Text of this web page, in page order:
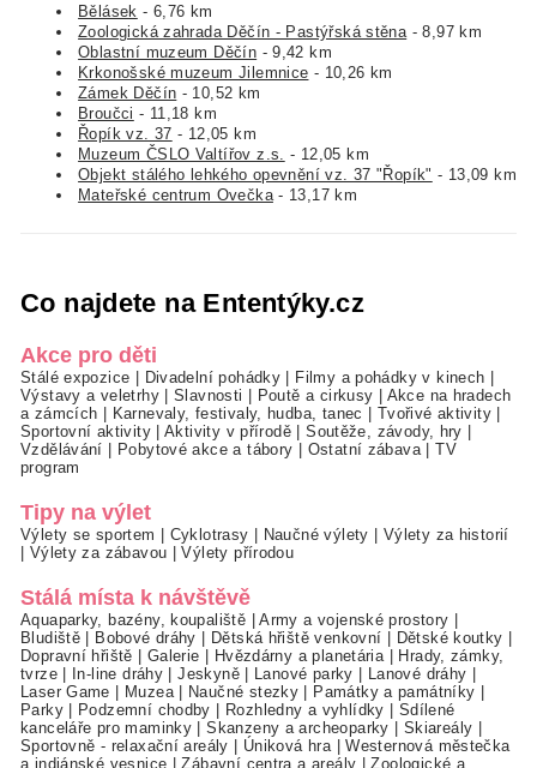
Bělásek - 6,76 km
Zoologická zahrada Děčín - Pastýřská stěna - 8,97 km
Oblastní muzeum Děčín - 9,42 km
Krkonošské muzeum Jilemnice - 10,26 km
Zámek Děčín - 10,52 km
Broučci - 11,18 km
Řopík vz. 37 - 12,05 km
Muzeum ČSLO Valtířov z.s.
- 12,05 km
Objekt stálého lehkého opevnění vz. 37 "Řopík" - 13,09 km
Mateřské centrum Ovečka- 13,17 km
Co najdete na Ententýky.cz
Akce pro děti
Stálé expozice Divadelní pohádky Filmy a pohádky v kinech
Výstavy a veletrhy|Slavnosti Poutě a cirkusy
Akce na hradech
a zámcích
Karnevaly, festivaly, hudba, tanec Tvořivé aktivity
Sportovní aktivity|Aktivity v přírodě |Soutěže, závody, hry
Vzdělávání
Pobytové akce a tábory Ostatní zábava |TV
program
Tipy na výlet
Výlety se sportem Cyklotrasy Naučné výlety
Výlety za historií
Výlety za zábavou |Výlety přírodou
Stálá místa k návštěvě
Aquaparky, bazény, koupaliště |Army a vojenské prostory
Bludiště
Bobové dráhy Dětská hřiště venkovní Dětské koutky
Dopravní hřiště
Galerie Hvězdárny a planetária
Hrady, zámky,
tvrze| In-line dráhy |Jeskyně| Lanové parky Lanové dráhy
Laser Game
Muzea| Naučné stezky Památky a památníky
Parky| Podzemní chodby Rozhledny a vyhlídky
Sdílené
kanceláře pro maminky |Skanzeny a archeoparky Skiareály
Sportovně - relaxační areály
Úniková hra |Westernová městečka
a indiánské vesnice |Zábavní centra a areály |Zoologické a